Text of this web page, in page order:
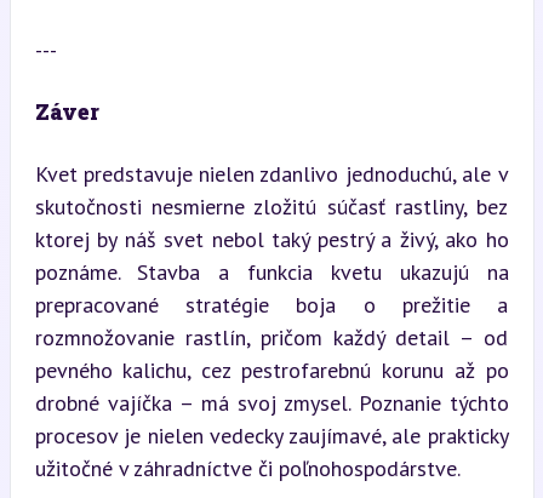
---
Záver
Kvet predstavuje nielen zdanlivo jednoduchú, ale v
skutočnosti nesmierne zložitú súčasť rastliny, bez
ktorej by náš svet nebol taký pestrý a živý, ako ho
poznáme. Stavba a funkcia kvetu ukazujú na
prepracované stratégie boja o prežitie a
rozmnožovanie rastlín, pričom každý detail – od
pevného kalichu, cez pestrofarebnú korunu až po
drobné vajíčka – má svoj zmysel. Poznanie týchto
procesov je nielen vedecky zaujímavé, ale prakticky
užitočné v záhradníctve či poľnohospodárstve.